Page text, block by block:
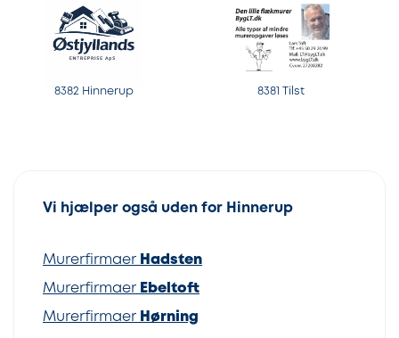
8382 Hinnerup 8381 Tilst
Vi hjælper også uden for Hinnerup
Murerfirmaer Hadsten
Murerfirmaer Ebeltoft
Murerfirmaer Hørning